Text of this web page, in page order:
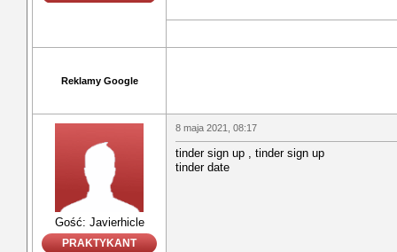
Reklamy Google
Gość: Javierhicle
PRAKTYKANT
8 maja 2021, 08:17
tinder sign up , tinder sign up
tinder date